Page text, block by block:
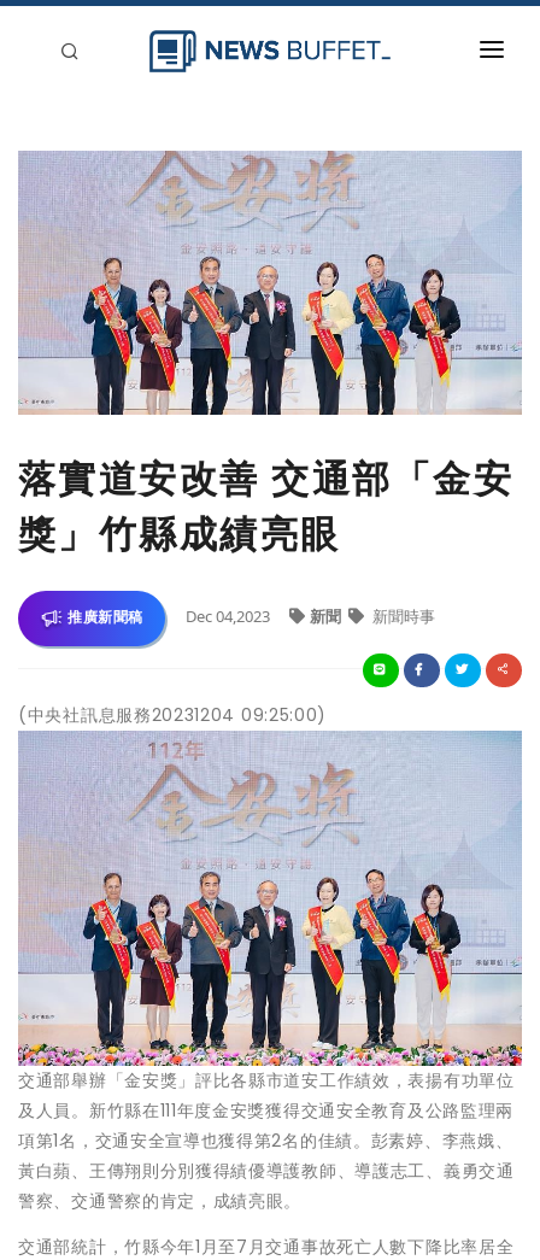
新聞稿分類
登入
刊登
落實道安改善 交通部「金安
獎」竹縣成績亮眼
推廣新聞稿 Dec 04,2023 新聞 新聞時事
(中央社訊息服務20231204 09:25:00)
交通部舉辦「金安獎」評比各縣市道安工作績效，表揚有功單位
及人員。新竹縣在111年度金安獎獲得交通安全教育及公路監理兩
項第1名，交通安全宣導也獲得第2名的佳績。彭素婷、李燕娥、
黃白蘋、王傳翔則分別獲得績優導護教師、導護志工、義勇交通
警察、交通警察的肯定，成績亮眼。
交通部統計，竹縣今年1月至7月交通事故死亡人數下降比率居全